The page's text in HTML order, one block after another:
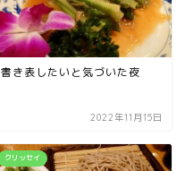
書き表したいと気づいた夜
2022年11月15日
クリッセイ